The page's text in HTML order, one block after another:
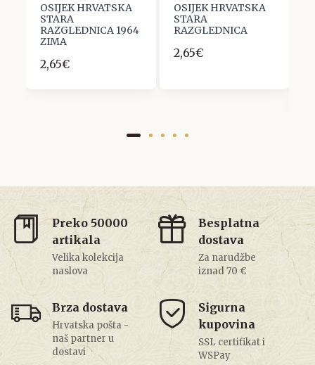
OSIJEK HRVATSKA
STARA
RAZGLEDNICA 1964
ZIMA
2,65€
OSIJEK HRVATSKA
STARA
RAZGLEDNICA
2,65€
Preko 50000
artikala
Velika kolekcija
naslova
Besplatna
dostava
Za narudžbe
iznad 70 €
Brza dostava
Hrvatska pošta -
naš partner u
dostavi
Sigurna
kupovina
SSL certifikat i
WSPay